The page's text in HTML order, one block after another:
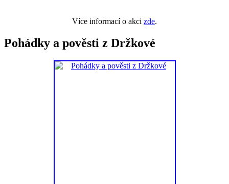
Více informací o akci zde.
Pohádky a pověsti z Držkové